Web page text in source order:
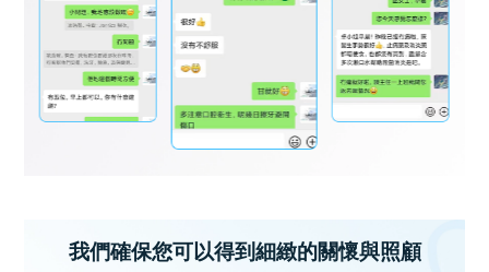
我們確保您可以得到細緻的關懷與照顧